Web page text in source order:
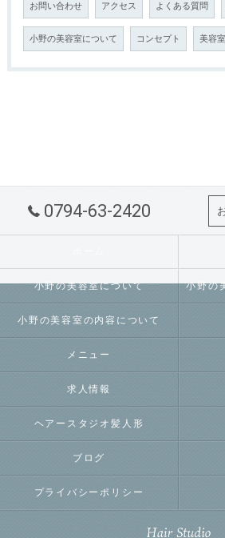
お問い合わせ アクセス よくある質問
小野の美容室について コンセプト 美容室
0794-63-2420
小野の美容室について 小野の
小野の美容室の内容について
メニュー
求人情報
ヘアースタジオ髪人形
ブログ
プライバシーポリシー